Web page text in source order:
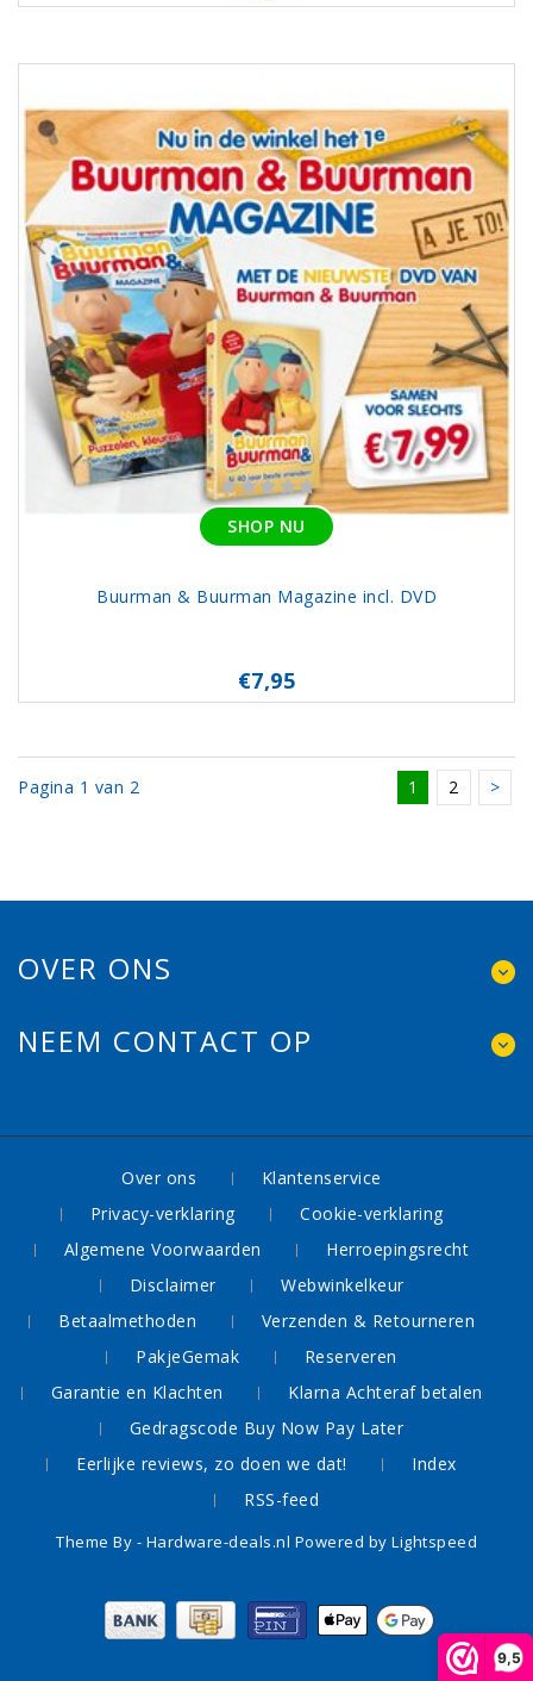
9,5
SHOP NU
Buurman & Buurman Magazine incl. DVD
€7,95
Pagina 1 van 2 1 2 >
OVER ONS
NEEM CONTACT OP
Over ons
Klantenservice
Privacy-verklaring
Cookie-verklaring
Algemene Voorwaarden
Herroepingsrecht
Disclaimer
Webwinkelkeur
Betaalmethoden
Verzenden & Retourneren
PakjeGemak
Reserveren
Garantie en Klachten
Klarna Achteraf betalen
Gedragscode Buy Now Pay Later
Eerlijke reviews, zo doen we dat!
Index
RSS-feed
Theme By - Hardware-deals.nl Powered by Lightspeed